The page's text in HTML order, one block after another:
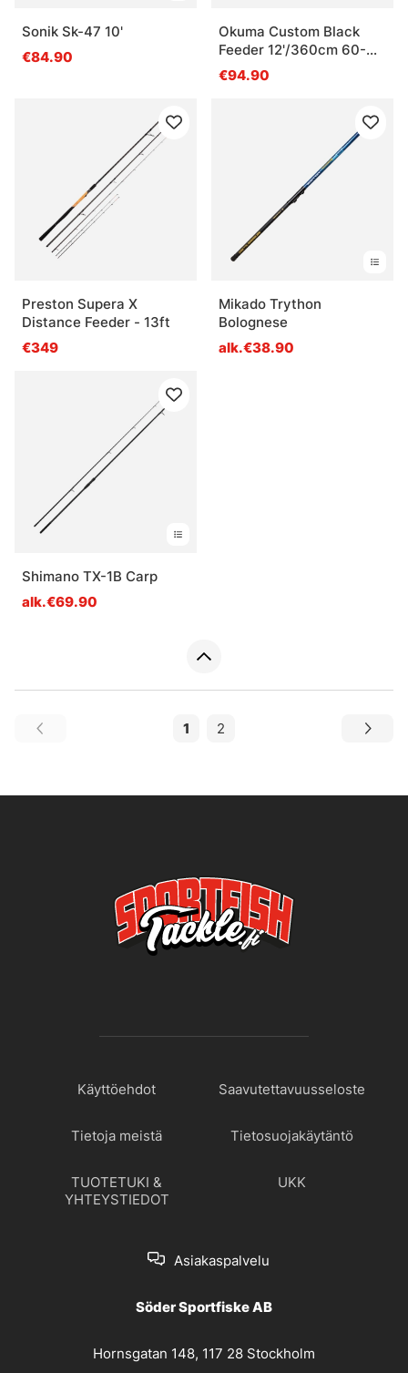
Sonik Sk-47 10'
€84.90
Okuma Custom Black
Feeder 12'/360cm 60-
120g
€94.90
Preston Supera X
Distance Feeder - 13ft
€349
Mikado Trython
Bolognese
alk.€38.90
Shimano TX-1B Carp
alk.€69.90
1 2
Käyttöehdot Saavutettavuusseloste
Tietoja meistä Tietosuojakäytäntö
TUOTETUKI &
YHTEYSTIEDOT
UKK
Asiakaspalvelu
Söder Sportfiske AB
Hornsgatan 148, 117 28 Stockholm